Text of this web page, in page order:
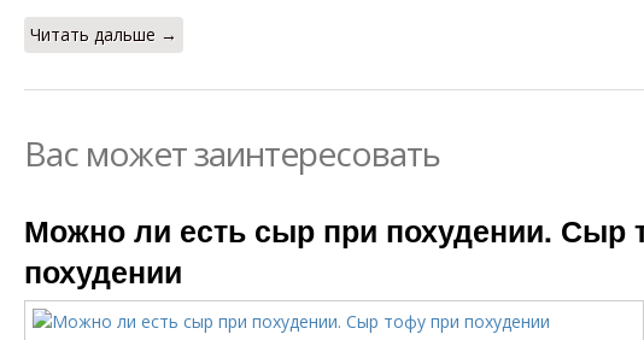
Читать дальше →
Вас может заинтересовать
Можно ли есть сыр при похудении. Сыр
похудении